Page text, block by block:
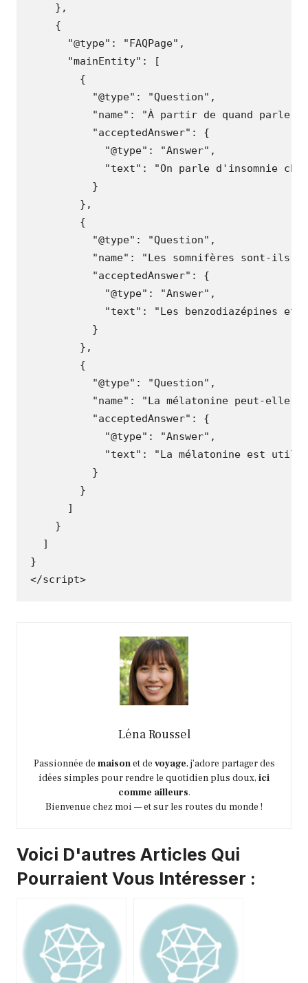
},
{
"@type" : "FAQPage" ,
"mainEntity" :
[
{
"@type" : "Question" ,
"name" :
"À partir de quand parle-
"acceptedAnswer" :
{
"@type" : "Answer" ,
"text" :
"On parle d'insomnie
}
},
{
"@type" : "Question" ,
"name" :
"Les somnifères sont-ils
"acceptedAnswer" :
{
"@type" : "Answer" ,
"text" :
"Les benzodiazépines
}
},
{
"@type" : "Question" ,
"name" :
"La mélatonine peut-elle
"acceptedAnswer" :
{
"@type" : "Answer" ,
"text" :
"La mélatonine est utile
}
}
]
}
]
}
</script>
Léna Roussel
Passionnée de maisonet de voyage, j’adore partager des
idées simples pour rendre le quotidien plus doux, ici
comme ailleurs.
Bienvenue chez moi — et sur les routes du monde !
Voici D'autres Articles Qui
Pourraient Vous Intéresser :